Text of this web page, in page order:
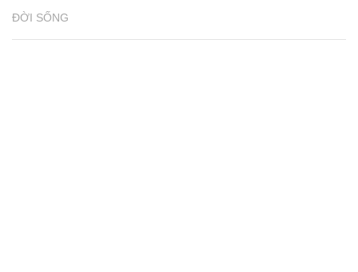
ĐỜI SỐNG